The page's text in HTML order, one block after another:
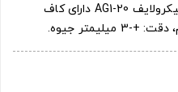
عقربه ای دو شلنگه میکرولایف AG1-20 دارای کاف
جیوه.